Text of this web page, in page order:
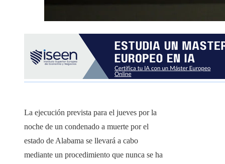
La ejecución prevista para el jueves por la
noche de un condenado a muerte por el
estado de Alabama se llevará a cabo
mediante un procedimiento que nunca se ha